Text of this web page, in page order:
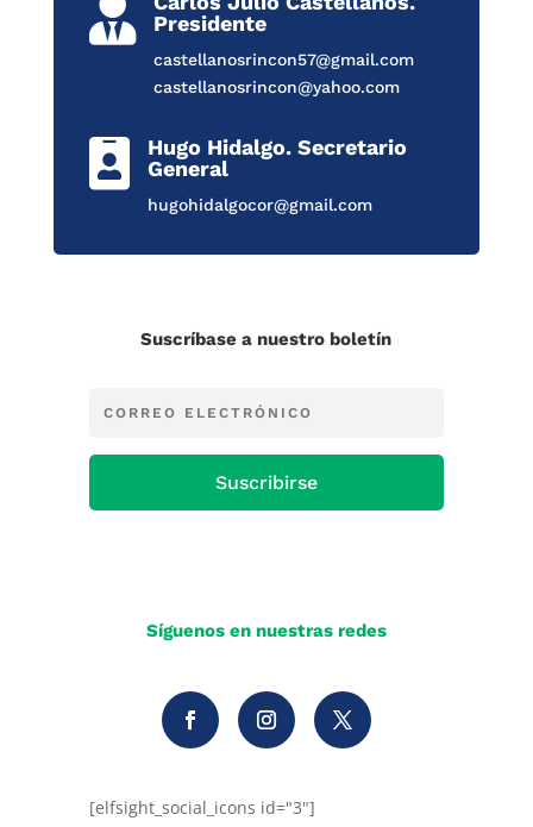

Presidente
castellanosrincon57@gmail.com
castellanosrincon@yahoo.com

Hugo Hidalgo. Secretario
General
hugohidalgocor@gmail.com
Suscríbase a nuestro boletín
Suscribirse
Síguenos en nuestras redes
[elfsight_social_icons id="3"]